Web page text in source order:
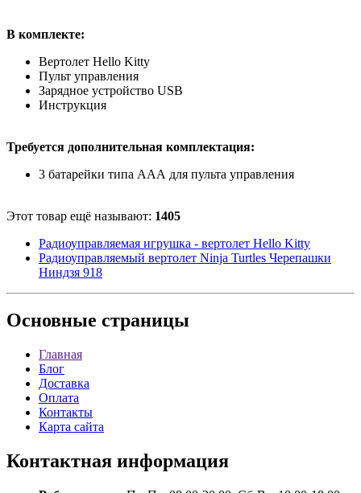
В комплекте:
Вертолет Hello Kitty
Пульт управления
Зарядное устройство USB
Инструкция
Требуется дополнительная комплектация:
3 батарейки типа ААА для пульта управления
Этот товар ещё называют: 1405
Радиоуправляемая игрушка - вертолет Hello Kitty
Радиоуправляемый вертолет Ninja Turtles Черепашки
Ниндзя 918
Основные страницы
Главная
Блог
Доставка
Оплата
Контакты
Карта сайта
Контактная информация